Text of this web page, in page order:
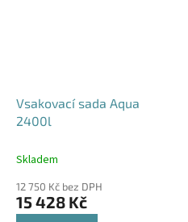
Vsakovací sada Aqua
2400l
Skladem
12 750 Kč bez DPH
15 428 Kč